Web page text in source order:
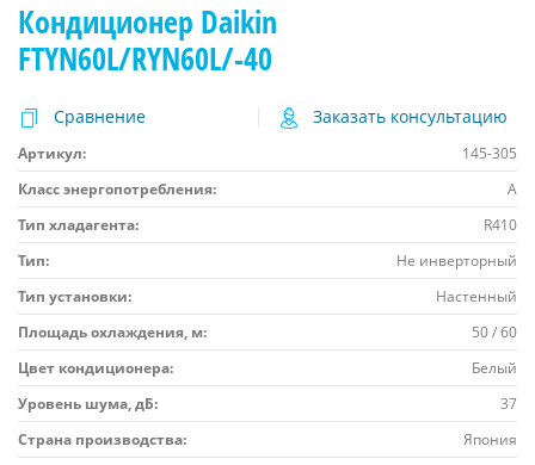
Кондиционер Daikin
FTYN60L/RYN60L/-40
Сравнение Заказать консультацию
Артикул:
145-305
Класс энергопотребления:
A
Тип хладагента:
R410
Тип:
Не инверторный
Тип установки:
Настенный
Площадь охлаждения, м:
50 / 60
Цвет кондиционера:
Белый
Уровень шума, дБ:
37
Страна производства:
Япония